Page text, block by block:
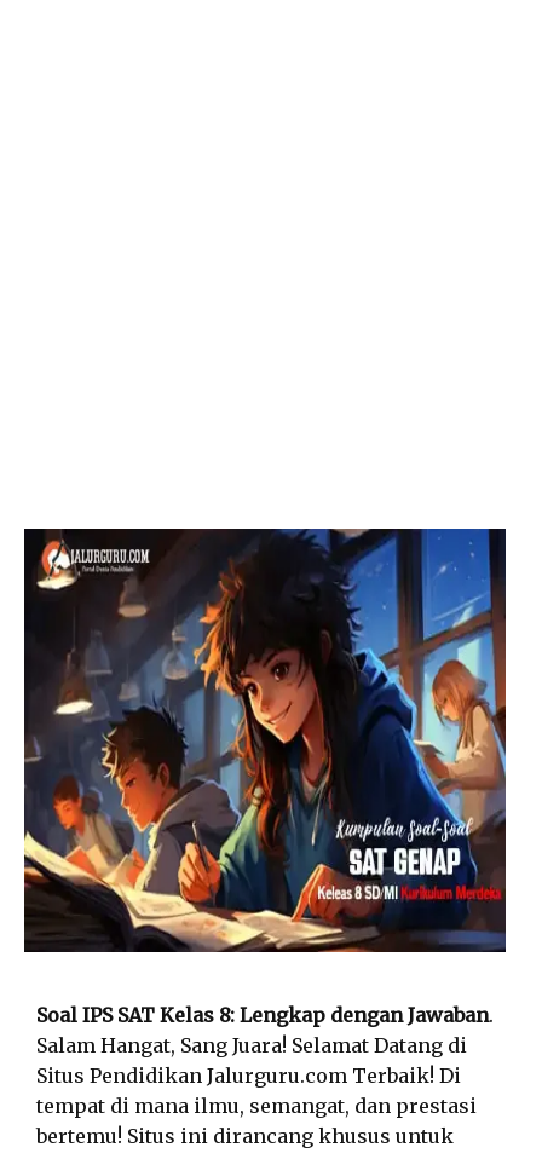
Soal IPS SAT Kelas 8: Lengkap dengan Jawaban.
Salam Hangat, Sang Juara! Selamat Datang di
Situs Pendidikan Jalurguru.com Terbaik! Di
tempat di mana ilmu, semangat, dan prestasi
bertemu! Situs ini dirancang khusus untuk